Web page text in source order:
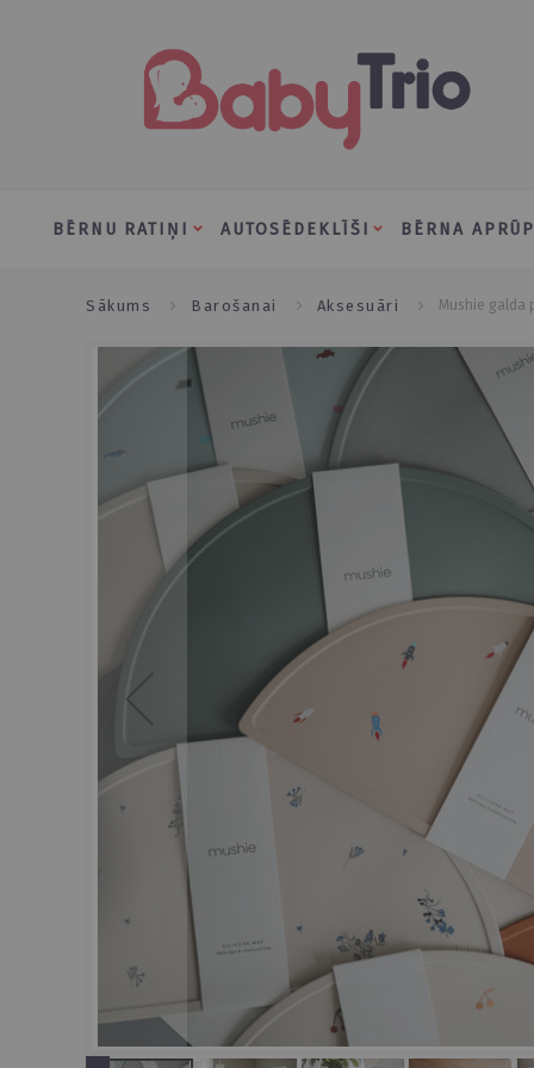
Skip
BĒRNU RATIŅI AUTOSĒDEKLĪŠI BĒRNA
sākums barošanai aksesuāri mushie
Skip
end
gallery